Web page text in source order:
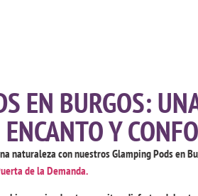
EN BURGOS:
Y
naturaleza con nuestros Glamping Pods en
de la Demanda.